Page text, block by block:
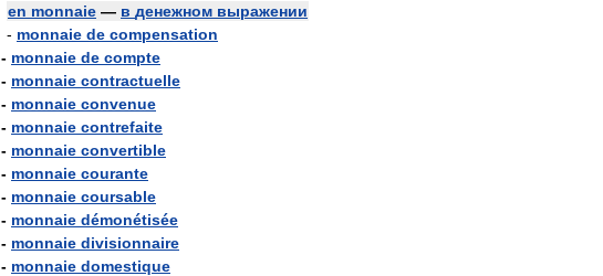
en monnaie — в денежном выражении
- monnaie de compensation
- monnaie de compte
- monnaie contractuelle
- monnaie convenue
- monnaie contrefaite
- monnaie convertible
- monnaie courante
- monnaie coursable
- monnaie démonétisée
- monnaie divisionnaire
- monnaie domestique